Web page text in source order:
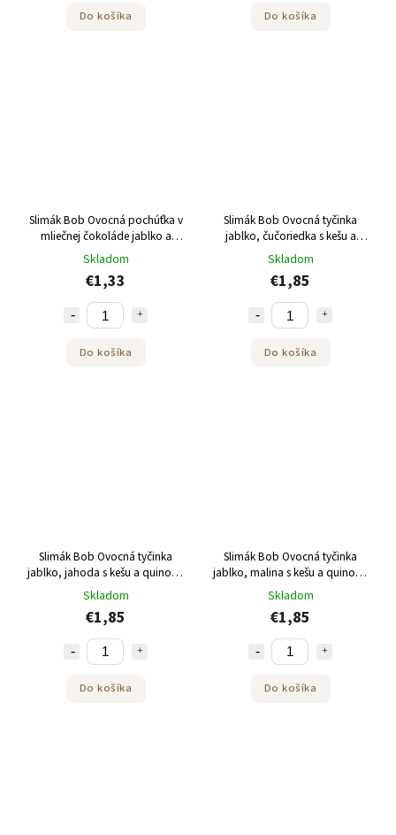
Do košíka Do košíka
Slimák Bob Ovocná pochúťka v
mliečnej čokoláde jablko a
jahoda 30 g
Skladom
€1,33
Do košíka
Slimák Bob Ovocná tyčinka
jablko, čučoriedka s kešu a
quinoou 35 g
Skladom
€1,85
Do košíka
Slimák Bob Ovocná tyčinka
jablko, jahoda s kešu a quinoou
35 g
Skladom
€1,85
Do košíka
Slimák Bob Ovocná tyčinka
jablko, malina s kešu a quinoou
35 g
Skladom
€1,85
Do košíka